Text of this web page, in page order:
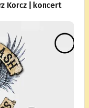
Korcz | koncert